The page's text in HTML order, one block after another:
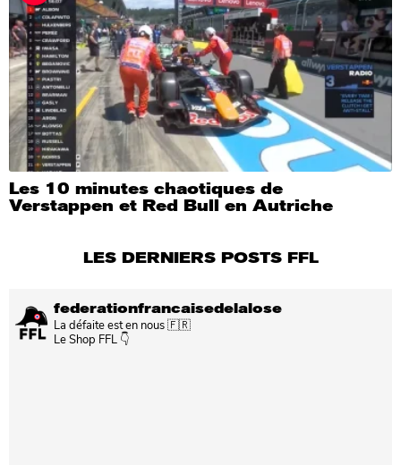
Les 10 minutes chaotiques de
Verstappen et Red Bull en Autriche
LES DERNIERS POSTS FFL
federationfrancaisedelalose
La défaite est en nous 🇫🇷
Le Shop FFL 👇